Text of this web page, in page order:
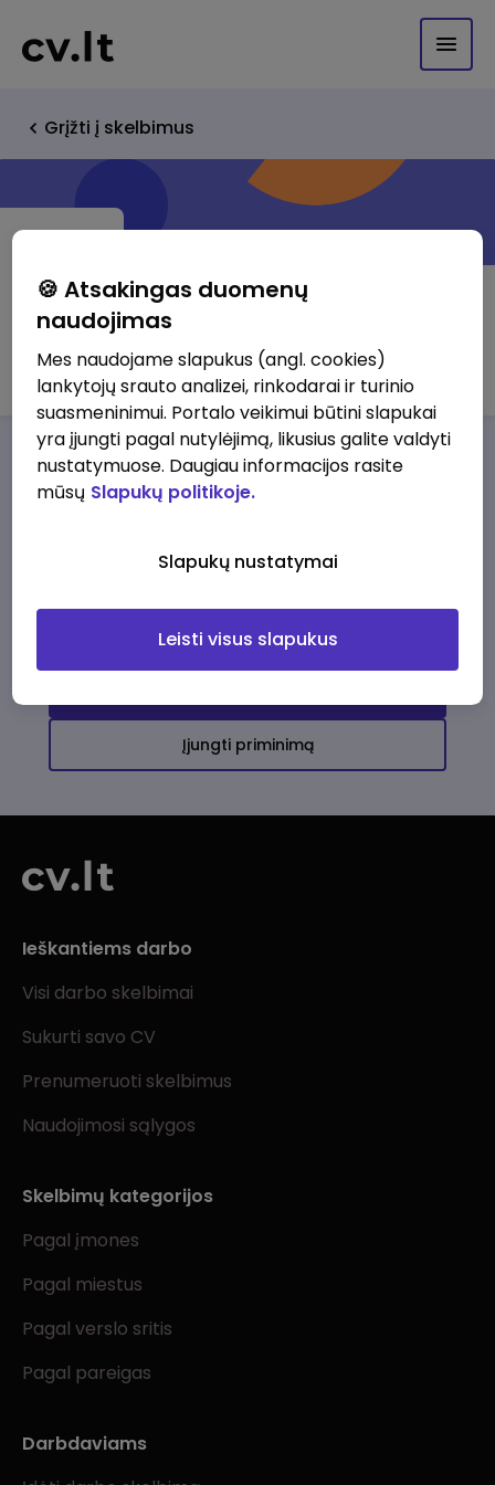
Grįžti į skelbimus
Volvega, UAB
Darbo pasiūlymaiApie musPrivalumai
darbo pasiūlymų
Įjungti priminimą
Ieškantiems darbo
Visi darbo skelbimai
Sukurti savo CV
Prenumeruoti skelbimus
Naudojimosi sąlygos
Skelbimų kategorijos
Pagal įmones
Pagal miestus
Pagal verslo sritis
Pagal pareigas
Darbdaviams
🍪 Atsakingas duomenų
naudojimas
Mes naudojame slapukus (angl. cookies)
lankytojų srauto analizei, rinkodarai ir turinio
suasmeninimui. Portalo veikimui būtini slapukai
yra įjungti pagal nutylėjimą, likusius galite valdyti
nustatymuose. Daugiau informacijos rasite
mūsų Slapukų politikoje.
Slapukų nustatymai
Leisti visus slapukus